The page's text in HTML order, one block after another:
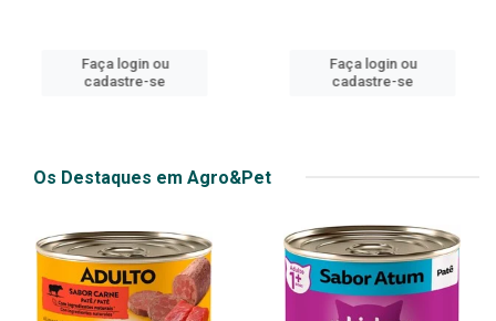
Faça login ou
cadastre-se
Faça login ou
cadastre-se
Os Destaques em Agro&Pet